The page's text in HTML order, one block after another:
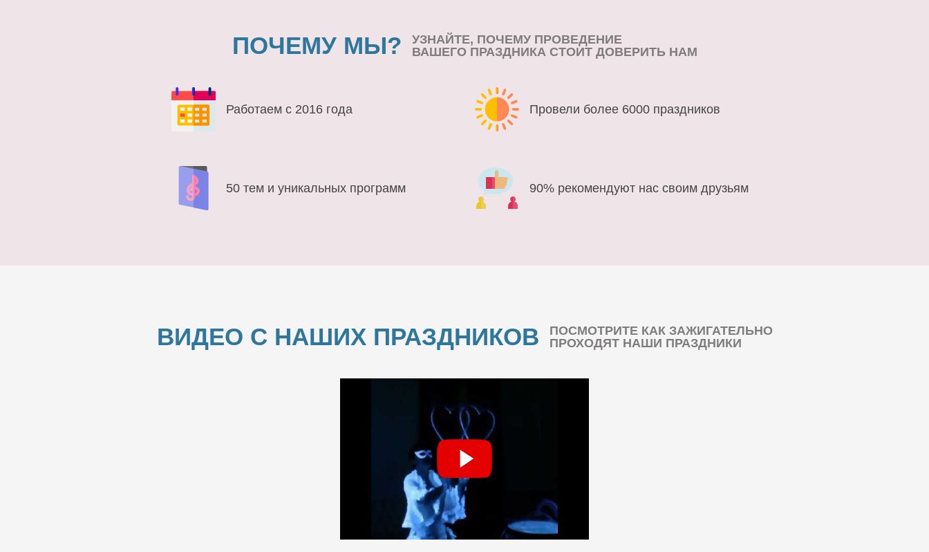
ПОЧЕМУ МЫ?
УЗНАЙТЕ, ПОЧЕМУ ПРОВЕДЕНИЕ
ВАШЕГО ПРАЗДНИКА СТОИТ ДОВЕРИТЬ НАМ
Работаем с 2016 года Провели более 6000 праздников
50 тем и уникальных программ 90% рекомендуют нас своим друзьям
ВИДЕО С НАШИХ ПРАЗДНИКОВ
ПОСМОТРИТЕ КАК ЗАЖИГАТЕЛЬНО
ПРОХОДЯТ НАШИ ПРАЗДНИКИ